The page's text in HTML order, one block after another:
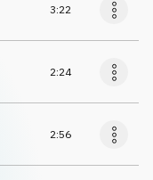
3:22
2:24
2:56